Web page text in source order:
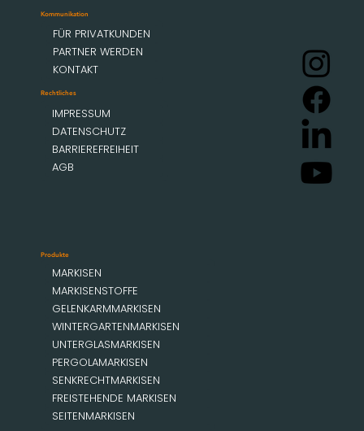
Produkte
MARKISEN
MARKISENSTOFFE
GELENKARMMARKISEN
WINTERGARTENMARKISEN
UNTERGLASMARKISEN
PERGOLAMARKISEN
SENKRECHTMARKISEN
FREISTEHENDE MARKISEN
SEITENMARKISEN
Kommunikation
FÜR PRIVATKUNDEN
PARTNER WERDEN
KONTAKT
Rechtliches
IMPRESSUM
DATENSCHUTZ
BARRIEREFREIHEIT
AGB